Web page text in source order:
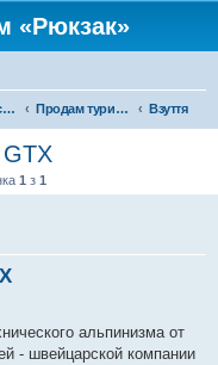
«Рюкзак»
Дошки туристичних оголошень Продам туристичне спорядження Взуття
1 з 1
альпинизма от
- швейцарской компании